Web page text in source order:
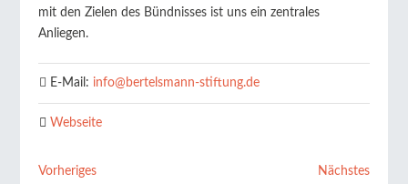
mit den Zielen des Bündnisses ist uns ein zentrales
Anliegen.
E-Mail: info@ bertelsmann-stiftung.de
Webseite
Vorheriges Nächstes